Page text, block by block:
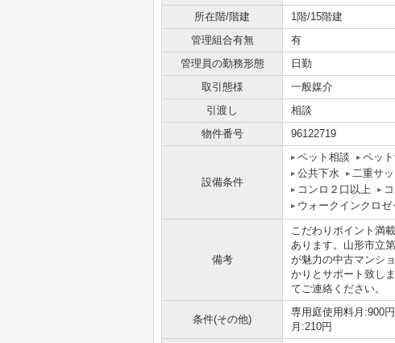
所在階/階建
1階/15階建
管理組合有無
有
管理員の勤務形態
日勤
取引態様
一般媒介
引渡し
相談
物件番号
96122719
設備条件
ペット相談 ペッ
公共下水
二重サ
コンロ２口以上
ウォークインクロゼ
備考
こだわりポイント満
あります。山形市立
が魅力の中古マンシ
かりとサポート致し
てご連絡ください。
条件(その他)
専用庭使用料月:900
月:210円